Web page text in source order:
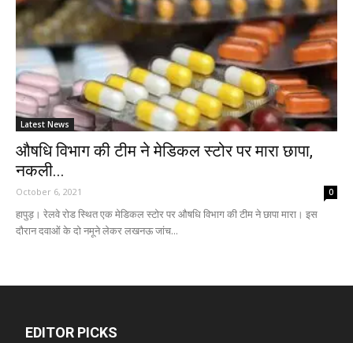
Latest News
औषधि विभाग की टीम ने मेडिकल स्टोर पर मारा छापा,
नकली...
October 6, 2021 0
हापुड़। रेलवे रोड स्थित एक मेडिकल स्टोर पर औषधि विभाग की टीम ने छापा मारा। इस
दौरान दवाओं के दो नमूने लेकर लखनऊ जांच...
EDITOR PICKS